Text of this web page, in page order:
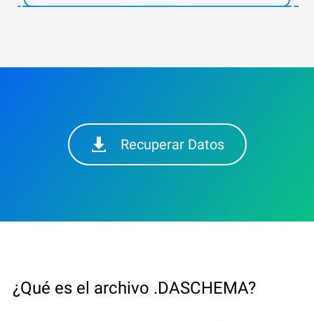
Recuperar Datos
¿Qué es el archivo .DASCHEMA?